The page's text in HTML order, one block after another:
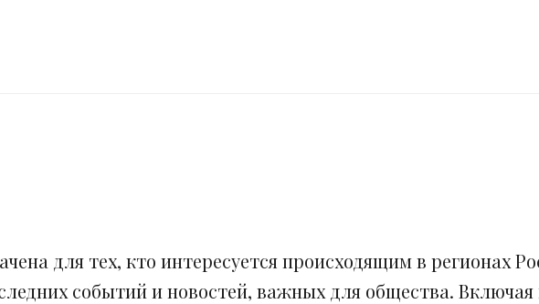
для тех, кто интересуется происходящим в регионах
событий и новостей, важных для общества.